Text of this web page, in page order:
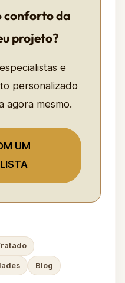
conforto da
projeto?
e
personalizado
agora mesmo.
UM
Blog